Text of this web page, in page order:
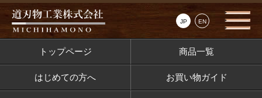
JP EN
トップページ 商品一覧
はじめての方へ お買い物ガイド